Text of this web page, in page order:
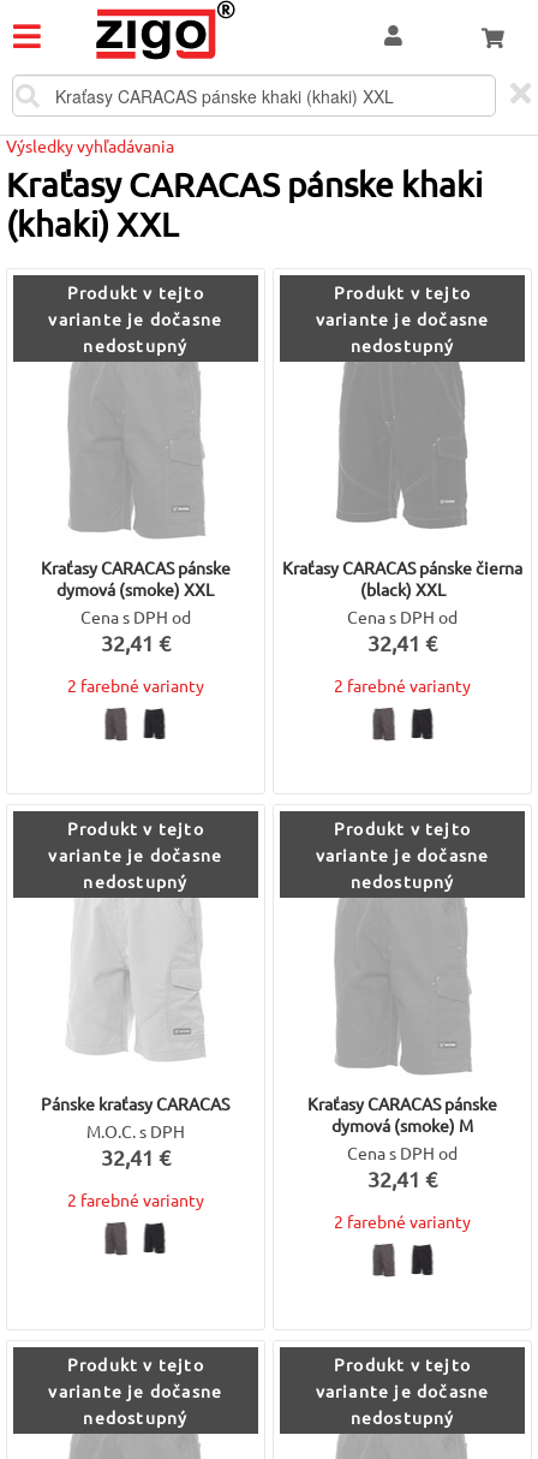
Výsledky vyhľadávania
Kraťasy CARACAS pánske khaki
(khaki) XXL
Produkt v tejto
variante je dočasne
nedostupný
Kraťasy CARACAS pánske
dymová (smoke) XXL
Cena s DPH od
32,41 €
2 farebné varianty
Produkt v tejto
variante je dočasne
nedostupný
Kraťasy CARACAS pánske čierna
(black) XXL
Cena s DPH od
32,41 €
2 farebné varianty
Produkt v tejto
variante je dočasne
nedostupný
Pánske kraťasy CARACAS
M.O.C. s DPH
32,41 €
2 farebné varianty
Produkt v tejto
variante je dočasne
nedostupný
Kraťasy CARACAS pánske
dymová (smoke) M
Cena s DPH od
32,41 €
2 farebné varianty
Produkt v tejto
variante je dočasne
nedostupný
Produkt v tejto
variante je dočasne
nedostupný